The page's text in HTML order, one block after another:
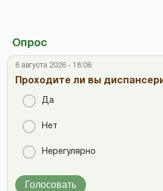
Опрос
6 августа 2026 - 18:06
Проходите ли вы
Да
Нет
Нерегулярно
Голосовать